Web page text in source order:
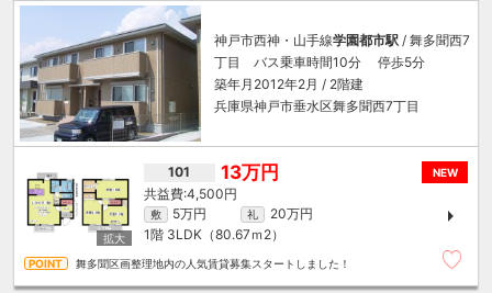
神戸市西神・山手線学園都市駅 / 舞多聞西7
丁目 バス乗車時間10分 停歩5分
築年月2012年2月 / 2階建
兵庫県神戸市垂水区舞多聞西7丁目
NEW
101 13万円
4,500円
敷 5万円 礼
20万円
1階 3LDK（80.67ｍ 2）
舞多聞区画整理地内の人気賃貸募集スタートしました！